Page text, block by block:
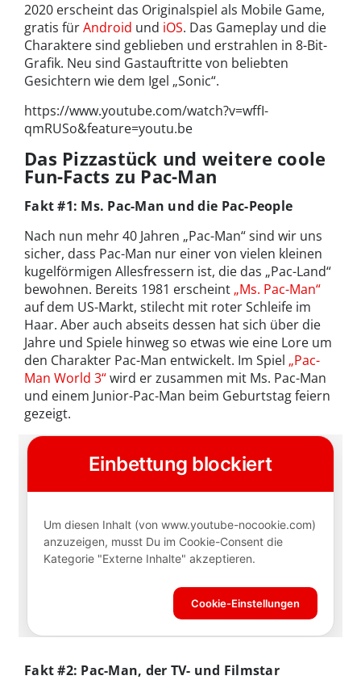
2020 erscheint das Originalspiel als Mobile Game,
gratis fürAndroid und iOS. Das Gameplay und die
Charaktere sind geblieben und erstrahlen in 8-Bit-
Grafik. Neu sind Gastauftritte von beliebten
Gesichtern wie dem Igel „Sonic“.
https://www.youtube.com/watch?v=wffI-
qmRUSo&feature=youtu.be
Das Pizzastück und weitere coole
Fun-Facts zu Pac-Man
Fakt #1: Ms. Pac-Man und die Pac-People
Nach nun mehr 40 Jahren „Pac-Man“ sind wir uns
sicher, dass Pac-Man nur einer von vielen kleinen
kugelförmigen Allesfressern ist, die das „Pac-Land“
bewohnen. Bereits 1981 erscheint „Ms. Pac-Man“
auf dem US-Markt, stilecht mit roter Schleife im
Haar. Aber auch abseits dessen hat sich über die
Jahre und Spiele hinweg so etwas wie eine Lore um
den Charakter Pac-Man entwickelt. Im Spiel „Pac-
Man World 3“wird er zusammen mit Ms. Pac-Man
und einem Junior-Pac-Man beim Geburtstag feiern
gezeigt.
Fakt #2: Pac-Man, der TV- und Filmstar